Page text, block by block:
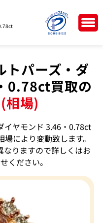
トパーズ・ダ
0.78ct買取の
相場)
イヤモンド 3.46・0.78ct
により変動致します。
なりますので詳しくはお
ください。